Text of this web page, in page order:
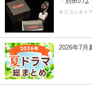
オリコンタイ
2026年7月